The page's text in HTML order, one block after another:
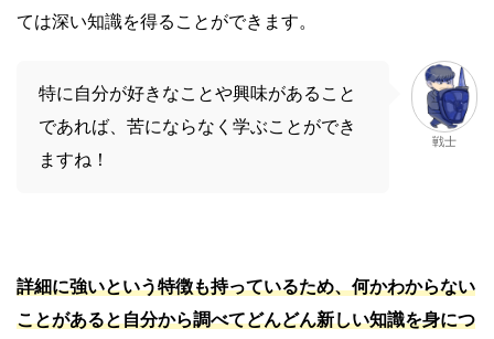
ては深い知識を得ることができます。
特に自分が好きなことや興味があること
であれば、苦にならなく学ぶことができ
ますね！
戦士
詳細に強いという特徴も持っているため、何かわからない
ことがあると自分から調べてどんどん新しい知識を身につ